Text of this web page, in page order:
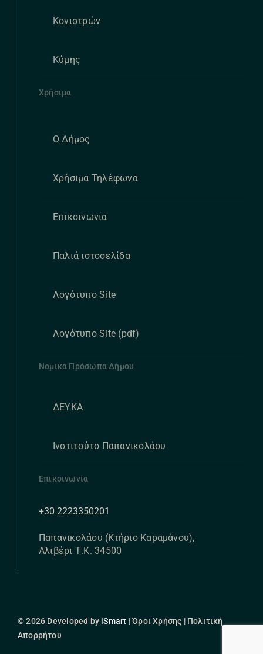
Κονιστρών
Κύμης
Χρήσιμα
Ο Δήμος
Χρήσιμα Τηλέφωνα
Επικοινωνία
Παλιά ιστοσελίδα
Λογότυπο Site
Λογότυπο Site (pdf)
Νομικά Πρόσωπα Δήμου
ΔΕΥΚΑ
Ινστιτούτο Παπανικολάου
Επικοινωνία
+30 2223350201
Παπανικολάου (Κτήριο Καραμάνου),
Αλιβέρι Τ.Κ. 34500
© 2026 Developed by iSmart | Όροι Χρήσης | Πολιτική
Απορρήτου